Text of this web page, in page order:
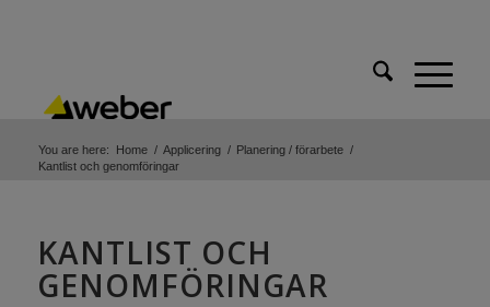
You are here: Home / Applicering / Planering / förarbete /
Kantlist och genomföringar
KANTLIST OCH
GENOMFÖRINGAR